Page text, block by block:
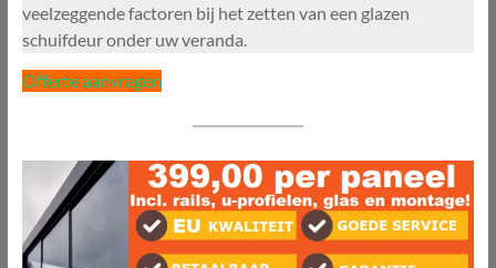
veelzeggende factoren bij het zetten van een glazen
schuifdeur onder uw veranda.
Offerte aanvragen